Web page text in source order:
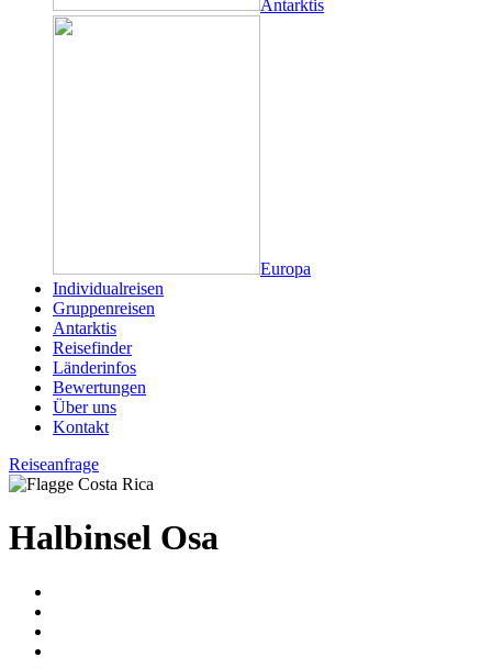
Antarktis
Europa
Individualreisen
Gruppenreisen
Antarktis
Reisefinder
Länderinfos
Bewertungen
Über uns
Kontakt
Reiseanfrage
Halbinsel Osa